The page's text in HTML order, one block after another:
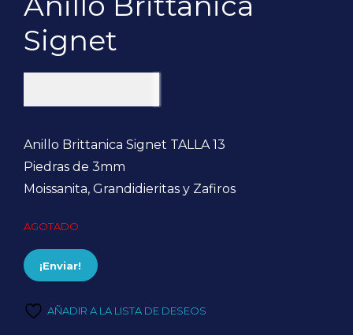
Signet
Anillo Brittanica Signet TALLA 13
Piedras de 3mm
Moissanita, Grandidieritas y Zafiros
AGOTADO
¡Enviar!
AÑADIR A LA LISTA DE DESEOS